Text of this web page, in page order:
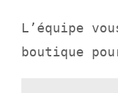
L’équipe
boutique